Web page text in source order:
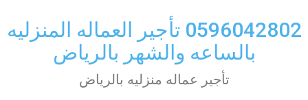
to
content
0596042802 تأجير العماله المنزليه
بالساعه والشهر بالرياض
تأجير عماله منزليه بالرياض